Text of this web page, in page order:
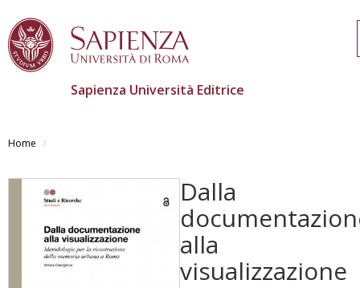
contenuto
Sapienza Università Editrice
Home
Dalla
alla
visualizzazione